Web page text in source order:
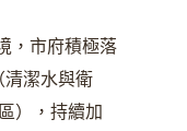
，市府積極落
清潔水與衛
），持續加